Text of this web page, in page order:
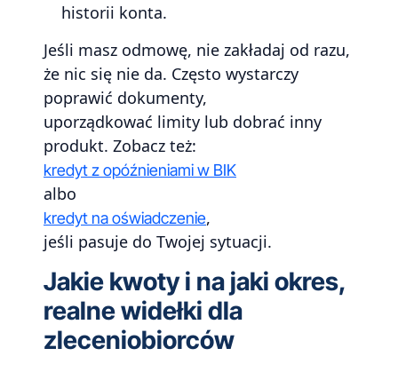
historii konta.
Jeśli masz odmowę, nie zakładaj od razu,
że nic się nie da. Często wystarczy
poprawić dokumenty,
uporządkować limity lub dobrać inny
produkt. Zobacz też:
kredyt z opóźnieniami w BIK
albo
kredyt na oświadczenie,
jeśli pasuje do Twojej sytuacji.
Jakie kwoty i na jaki okres,
realne widełki dla
zleceniobiorców